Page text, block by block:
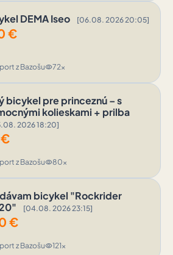
DEMA Iseo [06.08. 2026 20:05]
€
z Bazošuvisibility72x
bicykel pre princeznú – s
kolieskami + prilba
2026 18:20]
€
z Bazošuvisibility80x
bicykel "Rockrider
[04.08. 2026 23:15]
€
z Bazošuvisibility121x